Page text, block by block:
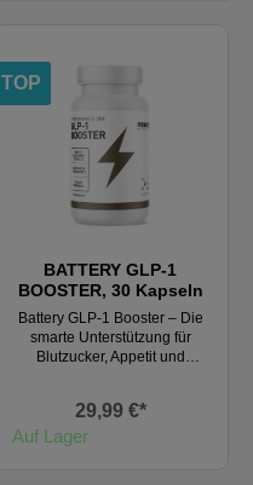
TOP
BATTERY GLP-1
BOOSTER, 30 Kapseln
Battery GLP-1 Booster – Die
smarte Unterstützung für
Blutzucker, Appetit und
Nahrungsergänzungsmittel,
das gezielt entwickelt wurde,
29,99 €*
Auf Lager